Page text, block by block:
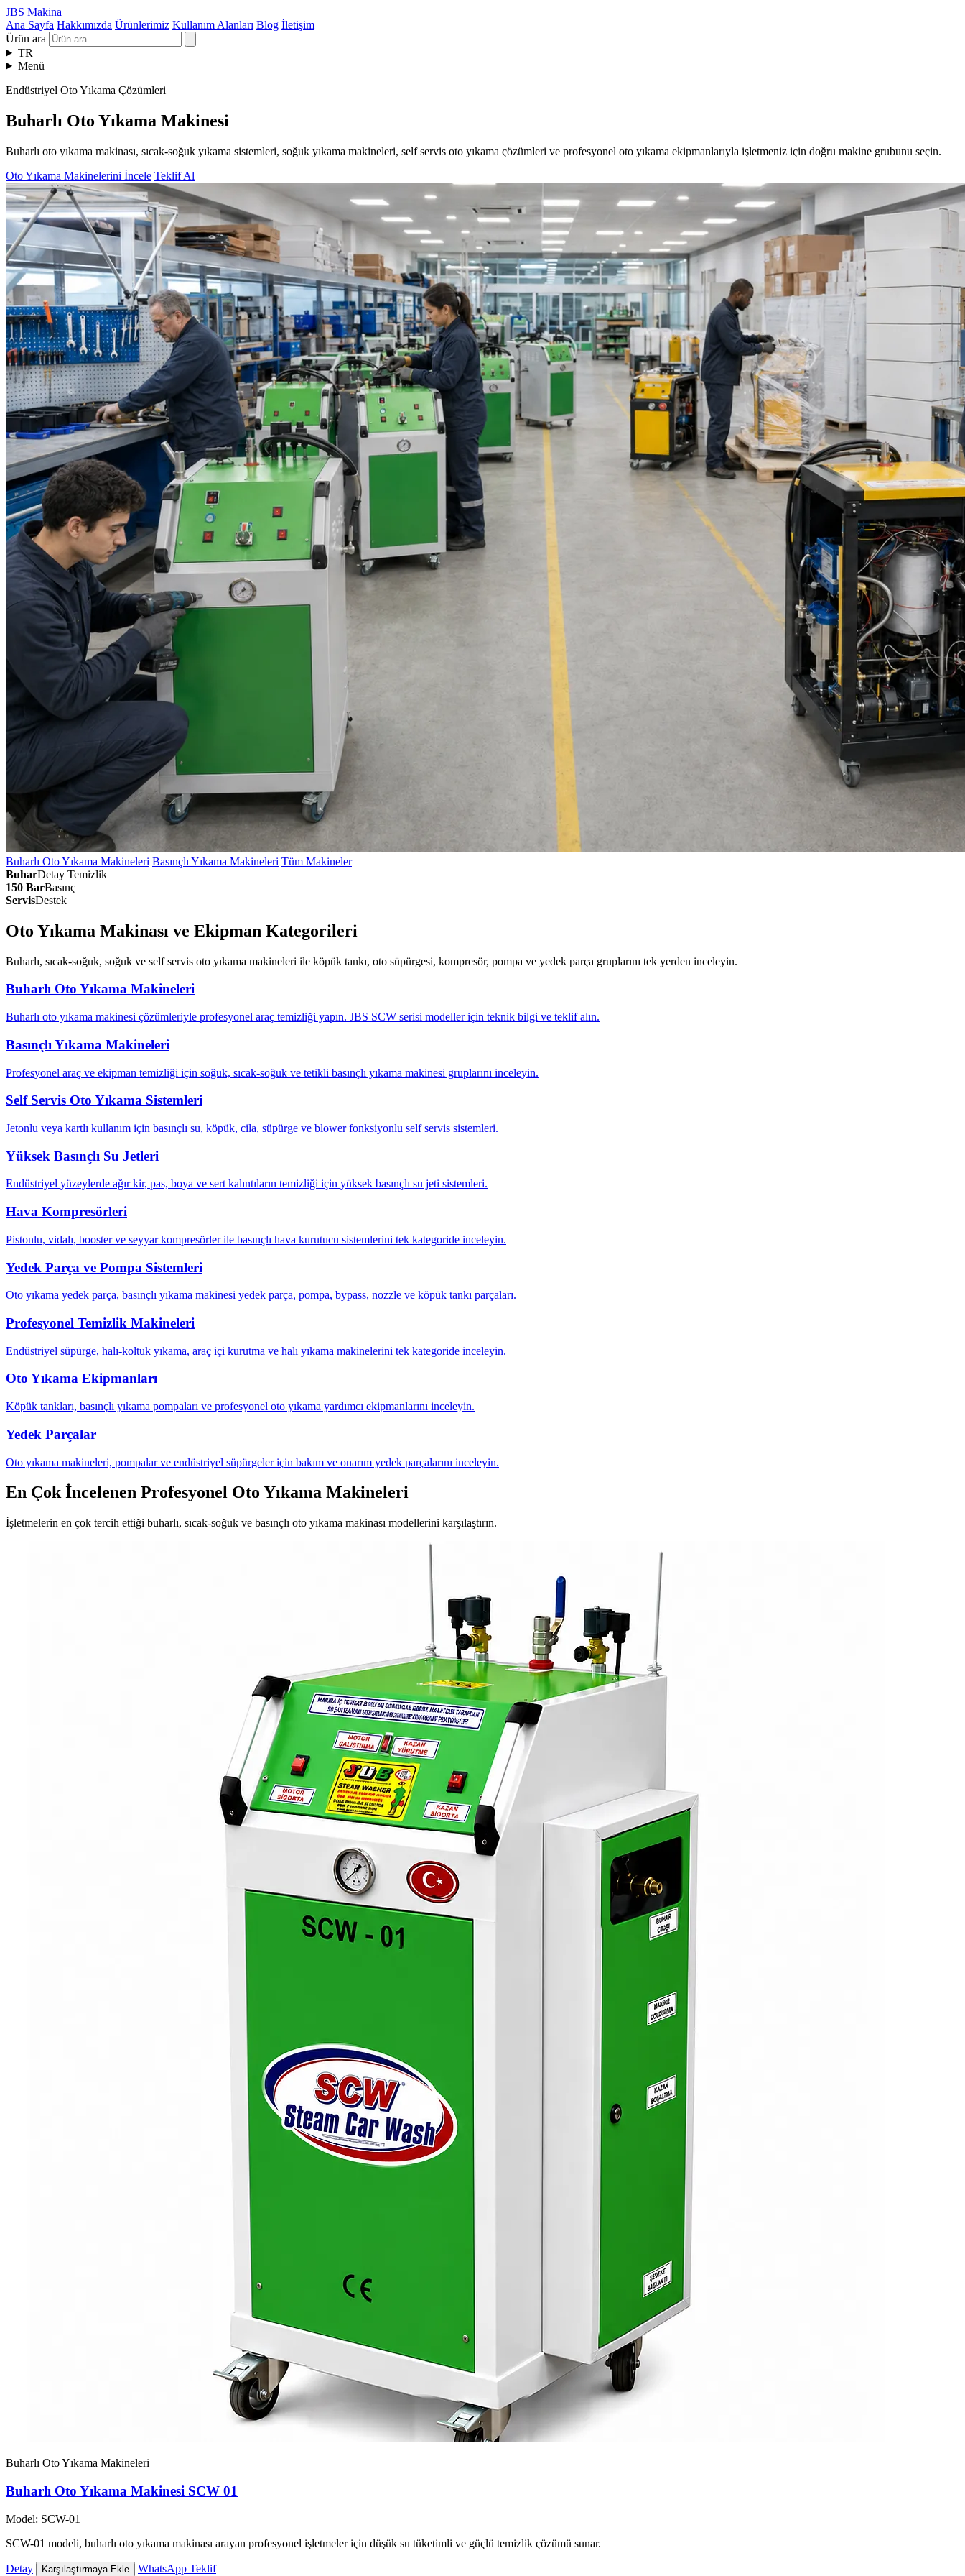
JBS Makina
Ana Sayfa Hakkımızda Ürünlerimiz Kullanım Alanları Blog İletişim
Ürün ara
TR
Menü
Endüstriyel Oto Yıkama Çözümleri
Buharlı Oto Yıkama Makinesi
Buharlı oto yıkama makinası, sıcak-soğuk yıkama sistemleri, soğuk yıkama makineleri, self servis oto yıkama çözümleri ve profesyonel oto yıkama ekipmanlarıyla işletmeniz için doğru makine grubunu seçin.
Oto Yıkama Makinelerini İncele Teklif Al
Buharlı Oto Yıkama Makineleri Basınçlı Yıkama Makineleri Tüm Makineler
BuharDetay Temizlik
150 BarBasınç
ServisDestek
Oto Yıkama Makinası ve Ekipman Kategorileri
Buharlı, sıcak-soğuk, soğuk ve self servis oto yıkama makineleri ile köpük tankı, oto süpürgesi, kompresör, pompa ve yedek parça gruplarını tek yerden inceleyin.
Buharlı Oto Yıkama Makineleri
Buharlı oto yıkama makinesi çözümleriyle profesyonel araç temizliği yapın. JBS SCW serisi modeller için teknik bilgi ve teklif alın.
Basınçlı Yıkama Makineleri
Profesyonel araç ve ekipman temizliği için soğuk, sıcak-soğuk ve tetikli basınçlı yıkama makinesi gruplarını inceleyin.
Self Servis Oto Yıkama Sistemleri
Jetonlu veya kartlı kullanım için basınçlı su, köpük, cila, süpürge ve blower fonksiyonlu self servis sistemleri.
Yüksek Basınçlı Su Jetleri
Endüstriyel yüzeylerde ağır kir, pas, boya ve sert kalıntıların temizliği için yüksek basınçlı su jeti sistemleri.
Hava Kompresörleri
Pistonlu, vidalı, booster ve seyyar kompresörler ile basınçlı hava kurutucu sistemlerini tek kategoride inceleyin.
Yedek Parça ve Pompa Sistemleri
Oto yıkama yedek parça, basınçlı yıkama makinesi yedek parça, pompa, bypass, nozzle ve köpük tankı parçaları.
Profesyonel Temizlik Makineleri
Endüstriyel süpürge, halı-koltuk yıkama, araç içi kurutma ve halı yıkama makinelerini tek kategoride inceleyin.
Oto Yıkama Ekipmanları
Köpük tankları, basınçlı yıkama pompaları ve profesyonel oto yıkama yardımcı ekipmanlarını inceleyin.
Yedek Parçalar
Oto yıkama makineleri, pompalar ve endüstriyel süpürgeler için bakım ve onarım yedek parçalarını inceleyin.
En Çok İncelenen Profesyonel Oto Yıkama Makineleri
İşletmelerin en çok tercih ettiği buharlı, sıcak-soğuk ve basınçlı oto yıkama makinası modellerini karşılaştırın.
Buharlı Oto Yıkama Makineleri
Buharlı Oto Yıkama Makinesi SCW 01
Model: SCW-01
SCW-01 modeli, buharlı oto yıkama makinası arayan profesyonel işletmeler için düşük su tüketimli ve güçlü temizlik çözümü sunar.
Detay Karşılaştırmaya Ekle WhatsApp Teklif